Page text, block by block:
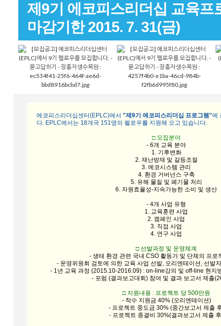
제9기 에코피스리더십 교육프
마감기한 2015. 7. 31(금)
에코피스리더십센터(EPLC)에서 "제9기 에코피스리더십 프로그램"에
다. EPLC에서는 18개국 151명의 펠로우를 지원해 오고 있습니다.
□ 모집분야
- 6개 교육 분야
1. 기후변화
2. 재난방재 및 갈등조절
3. 에코시스템 관리
4. 환경 거버넌스 구축
5. 유해 물질 및 폐기물 처리
6. 자원효율성-지속가능한 소비 및 생산
- 4개 사업 유형
1. 교육훈련 사업
2. 캠페인 사업
3. 직접 사업
4. 연구 사업
□ 선발과정 및 운영체계
- 생태 환경 관련 국내 CSO 활동가 및 단체의 프로
- 운영위원회 검토에 의한 교육 사업 선발, 오리엔테이션, 선발
- 1년 교육 과정 (2015.10-2016.09) : on-line강의 및 off-line 현지
- 포럼 (결과보고대회) 참여 및 결과 보고서 제출
□ 지원내용 : 프로젝트 당 500만원
- 착수 지원금 40% (오리엔테이션)
- 프로젝트 중도금 30% (중간보고서 제출
- 프로젝트 종결비 30%(결과보고서 제출